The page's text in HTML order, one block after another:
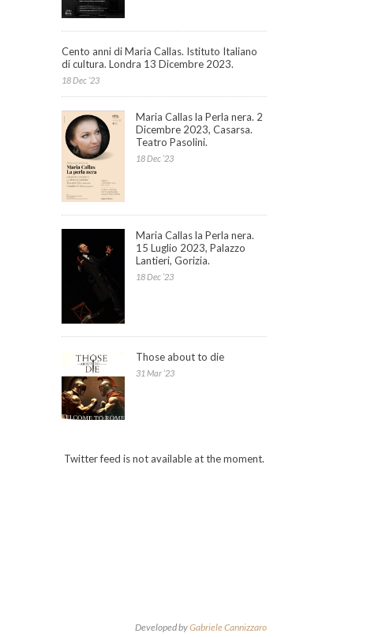
Cento anni di Maria Callas. Istituto Italiano
di cultura. Londra 13 Dicembre 2023.
18 Dec ’23
Maria Callas la Perla nera. 2
Dicembre 2023, Casarsa.
Teatro Pasolini.
18 Dec ’23
Maria Callas la Perla nera.
15 Luglio 2023, Palazzo
Lantieri, Gorizia.
18 Dec ’23
Those about to die
31 Mar ’23
Twitter feed is not available at the moment.
Developed byGabriele Cannizzaro